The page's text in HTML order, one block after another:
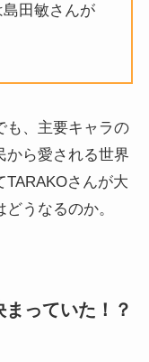
田敏さんが
、主要キャラの
から愛される世界
さんが大
うなるのか。
まっていた！？